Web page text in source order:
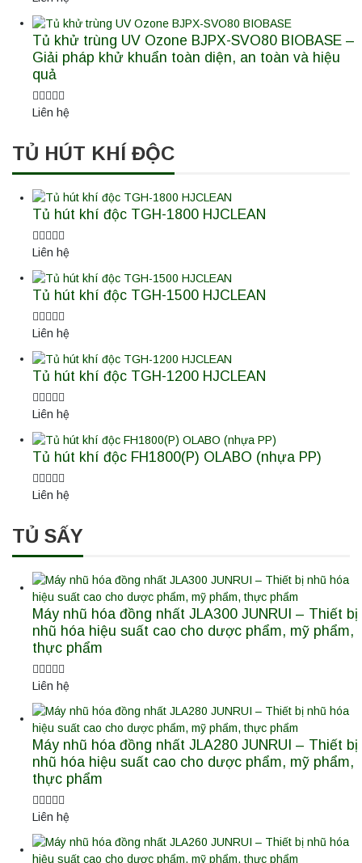
Tủ khử trùng UV Ozone BJPX-SVO80 BIOBASE –
Giải pháp khử khuẩn toàn diện, an toàn và hiệu
quả
Liên hệ
TỦ HÚT KHÍ ĐỘC
Tủ hút khí độc TGH-1800 HJCLEAN
Liên hệ
Tủ hút khí độc TGH-1500 HJCLEAN
Liên hệ
Tủ hút khí độc TGH-1200 HJCLEAN
Liên hệ
Tủ hút khí độc FH1800(P) OLABO (nhựa PP)
Liên hệ
TỦ SẤY
Máy nhũ hóa đồng nhất JLA300 JUNRUI – Thiết bị
nhũ hóa hiệu suất cao cho dược phẩm, mỹ phẩm,
thực phẩm
Liên hệ
Máy nhũ hóa đồng nhất JLA280 JUNRUI – Thiết bị
nhũ hóa hiệu suất cao cho dược phẩm, mỹ phẩm,
thực phẩm
Liên hệ